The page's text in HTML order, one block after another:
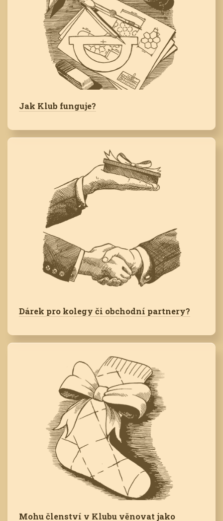
Jak Klub funguje?
Dárek pro kolegy či obchodní partnery?
Mohu členství v Klubu věnovat jako